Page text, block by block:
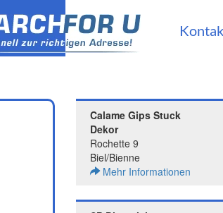
Calame Gips Stuck
Dekor
Rochette 9
Biel/Bienne
Mehr Informationen